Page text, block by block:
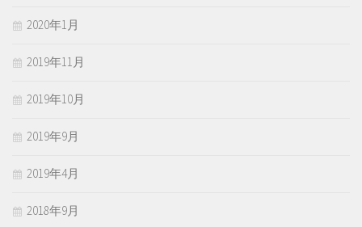
2020年1月
2019年11月
2019年10月
2019年9月
2019年4月
2018年9月